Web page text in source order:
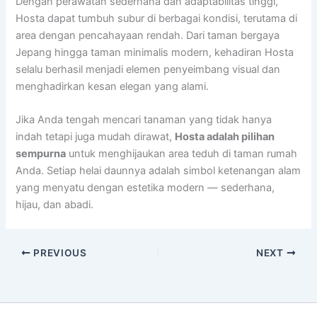
Hosta dapat tumbuh subur di berbagai kondisi, terutama di
area dengan pencahayaan rendah. Dari taman bergaya
Jepang hingga taman minimalis modern, kehadiran Hosta
selalu berhasil menjadi elemen penyeimbang visual dan
menghadirkan kesan elegan yang alami.
Jika Anda tengah mencari tanaman yang tidak hanya
indah tetapi juga mudah dirawat, Hosta adalah pilihan
sempurna untuk menghijaukan area teduh di taman rumah
Anda. Setiap helai daunnya adalah simbol ketenangan alam
yang menyatu dengan estetika modern — sederhana,
hijau, dan abadi.
PREVIOUS NEXT